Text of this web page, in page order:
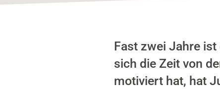
Fast zwei Jahre
sich die Zeit von
motiviert hat, hat